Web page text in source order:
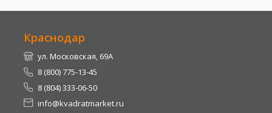
Краснодар
ул. Московская, 69А
8 (800) 775-13-45
8 (804) 333-06-50
info@kvadratmarket.ru